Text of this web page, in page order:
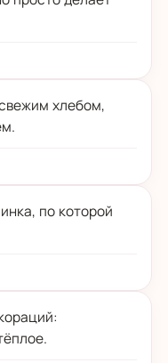
хлебом,
по которой